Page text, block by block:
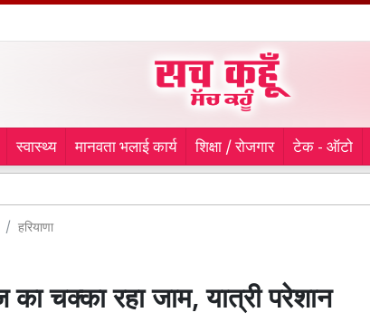
स्वास्थ्य मानवता भलाई कार्य शिक्षा / रोजगार टेक - ऑटो
हरियाणा
का चक्का रहा जाम, यात्री परेशान